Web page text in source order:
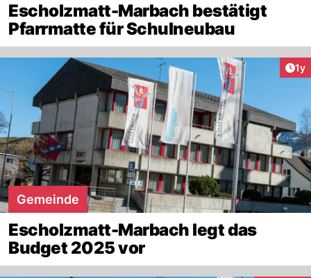
Escholzmatt-Marbach bestätigt
Pfarrmatte für Schulneubau
1y
Gemeinde
Escholzmatt-Marbach legt das
Budget 2025 vor